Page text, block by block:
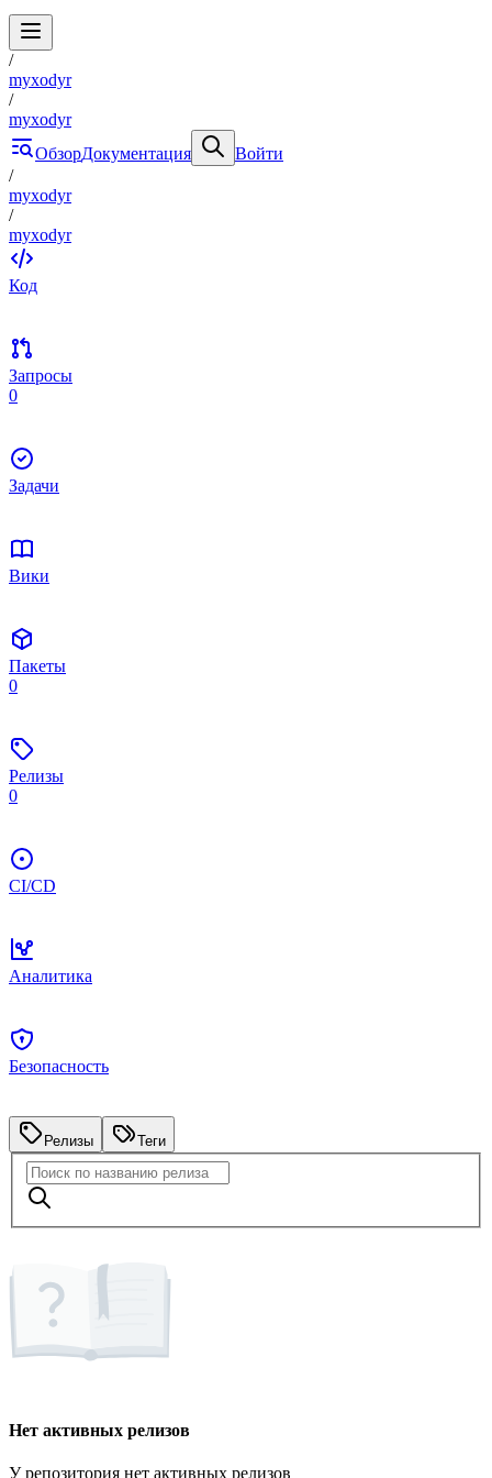
/
myxodyr
/
myxodyr
ОбзорДокументация
Войти
/
myxodyr
/
myxodyr
Код
Запросы
0
Задачи
Вики
Пакеты
0
Релизы
0
CI/CD
Аналитика
Безопасность
Релизы Теги
Нет активных релизов
У репозитория нет активных релизов